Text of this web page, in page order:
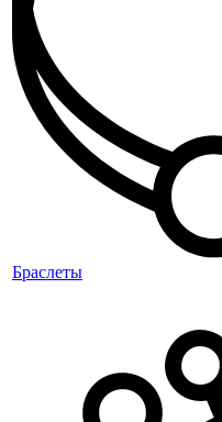
Браслеты